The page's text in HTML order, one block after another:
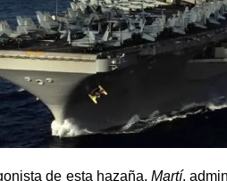
de esta hazaña, Martí,